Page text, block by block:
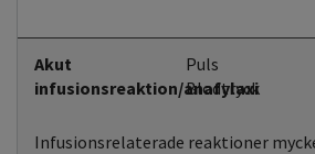
Akut
infusionsreaktion/anafylaxi
Puls
Blodtryck
Infusionsrelaterade reaktioner